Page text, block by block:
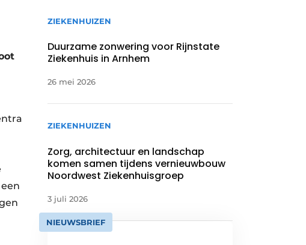
ZIEKENHUIZEN
Duurzame zonwering voor Rijnstate
Ziekenhuis in Arnhem
26 mei 2026
ZIEKENHUIZEN
Zorg, architectuur en landschap
komen samen tijdens vernieuwbouw
Noordwest Ziekenhuisgroep
3 juli 2026
NIEUWSBRIEF